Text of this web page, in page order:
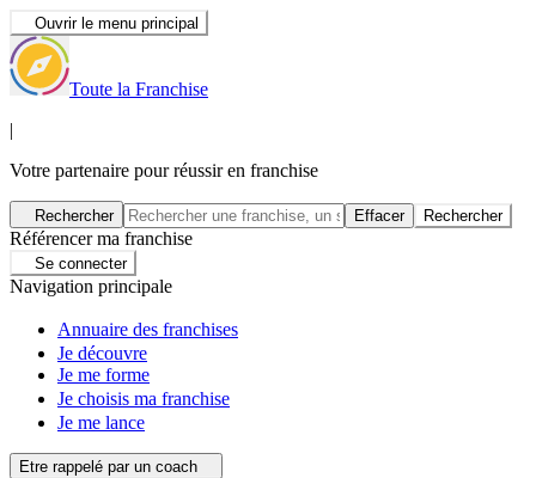
Ouvrir le menu principal
Toute la Franchise
|
Votre partenaire pour réussir en franchise
Rechercher Effacer Rechercher
Référencer ma franchise
Se connecter
Navigation principale
Annuaire des franchises
Je découvre
Je me forme
Je choisis ma franchise
Je me lance
Etre rappelé par un coach